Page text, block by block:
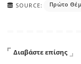
SOURCE: Πρώτο
Διαβάστε επίσης